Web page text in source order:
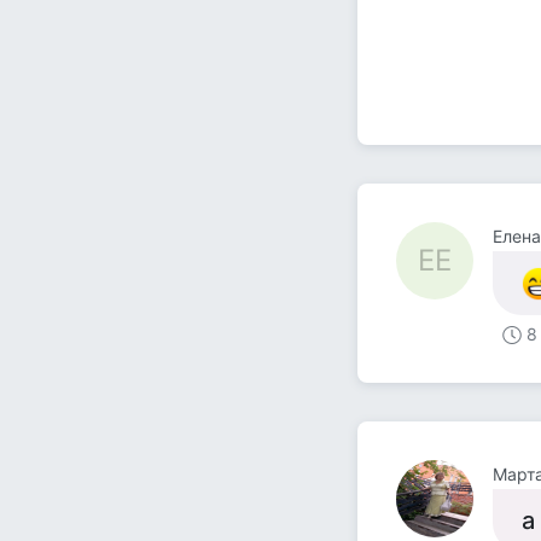
ЕЕ
8